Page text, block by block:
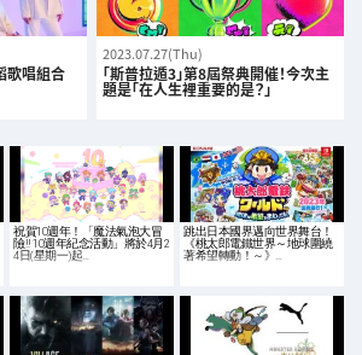
歌唱組合
2023.07.27(Thu)
「斯普拉遁3」第8屆祭典開催！今次主
題是「在人生裡重要的是？」
祝賀10週年！「魔法氣泡大冒
險!! 10週年紀念活動」將於4月2
4日(星期一)起…
跳出日本國界邁向世界舞台！
《桃太郎電鐵世界～地球圍繞
著希望轉動！～》…